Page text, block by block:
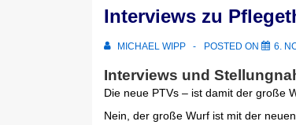
Interviews zu
MICHAEL WIPP POSTED ON 6.
Interviews und
Die neue PTVs – ist damit der große
Nein, der große Wurf ist mit der